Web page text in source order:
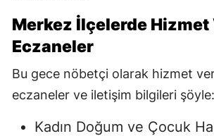
Merkez İlçelerde Hizmet
Eczaneler
Bu gece nöbetçi olarak hizmet
eczaneler ve iletişim bilgileri şöyle:
Kadın Doğum ve Çocuk